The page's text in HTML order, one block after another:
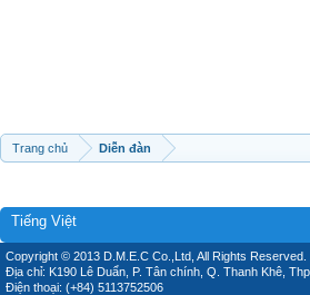
Trang chủ Diễn đàn
Tiếng Việt
Copyright © 2013 D.M.E.C Co.,Ltd, All Rights Reserved.
Địa chỉ: K190 Lê Duẩn, P. Tân chính, Q. Thanh Khê,
Điện thoại: (+84) 5113752506